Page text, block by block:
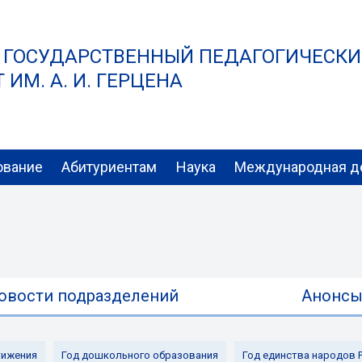
ИМ. А. И. ГЕРЦЕНА
Абитуриентам Наука Международная
подразделений
Год дошкольного образования Год единства народов